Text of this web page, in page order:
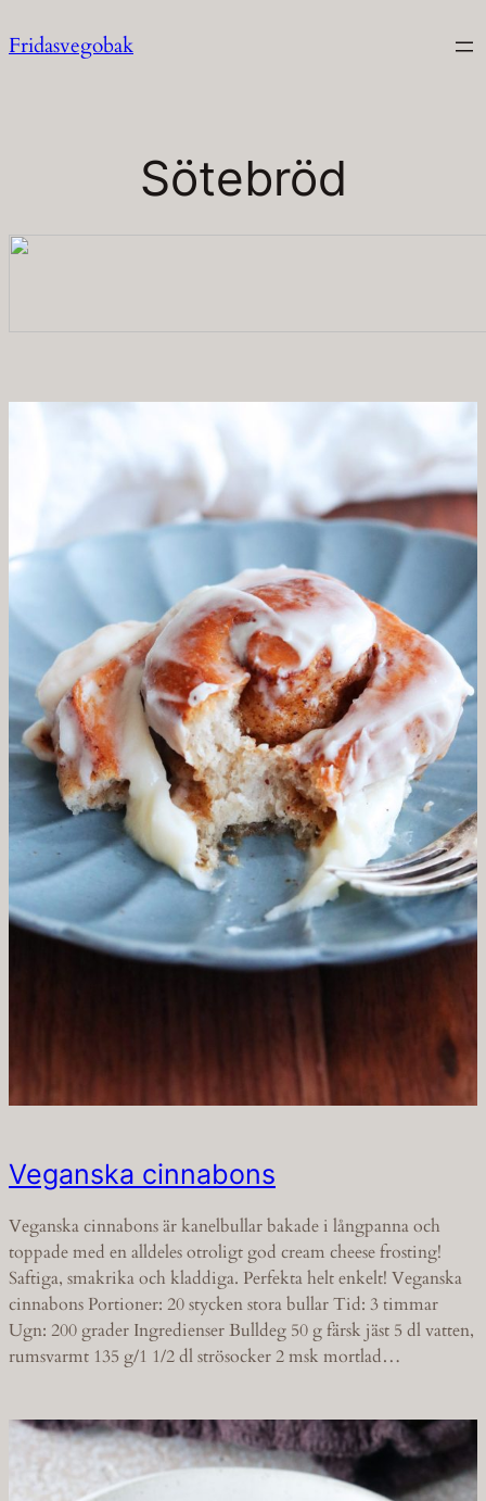
till
Fridasvegobak
Sötebröd
Veganska cinnabons
Veganska cinnabons är kanelbullar bakade i långpanna och
toppade med en alldeles otroligt god cream cheese frosting!
Saftiga, smakrika och kladdiga. Perfekta helt enkelt! Veganska
cinnabons Portioner: 20 stycken stora bullar Tid: 3 timmar
Ugn: 200 grader Ingredienser Bulldeg 50 g färsk jäst 5 dl vatten,
rumsvarmt 135 g/1 1/2 dl strösocker 2 msk mortlad…